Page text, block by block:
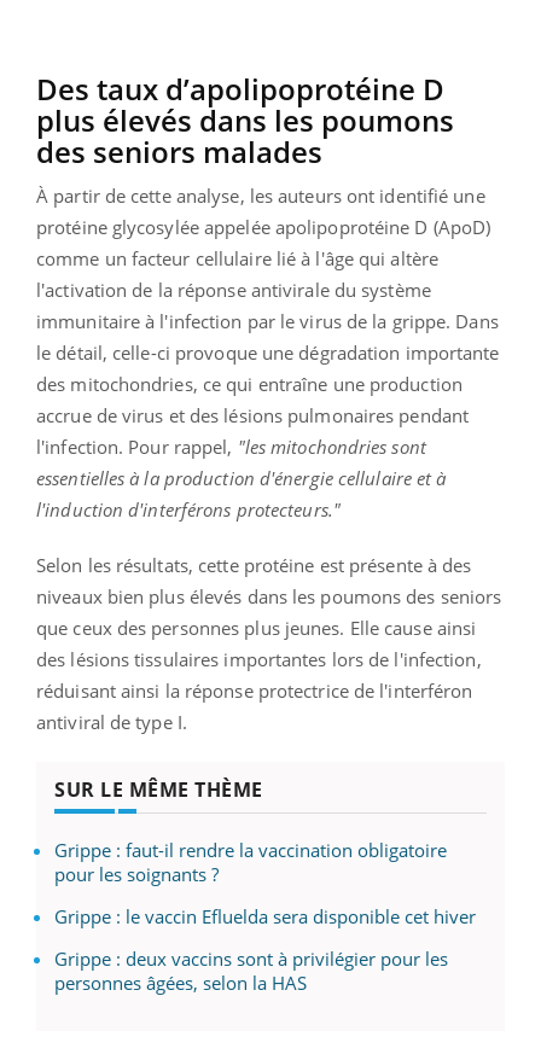
Des taux d’apolipoprotéine D
plus élevés dans les poumons
des seniors malades
À partir de cette analyse, les auteurs ont identifié une
protéine glycosylée appelée apolipoprotéine D (ApoD)
comme un facteur cellulaire lié à l'âge qui altère
l'activation de la réponse antivirale du système
immunitaire à l'infection par le virus de la grippe. Dans
le détail, celle-ci provoque une dégradation importante
des mitochondries, ce qui entraîne une production
accrue de virus et des lésions pulmonaires pendant
l'infection. Pour rappel, "les mitochondries sont
essentielles à la production d'énergie cellulaire et à
l'induction d'interférons protecteurs."
Selon les résultats, cette protéine est présente à des
niveaux bien plus élevés dans les poumons des seniors
que ceux des personnes plus jeunes. Elle cause ainsi
des lésions tissulaires importantes lors de l'infection,
réduisant ainsi la réponse protectrice de l'interféron
antiviral de type I.
SUR LE MÊME THÈME
Grippe : faut-il rendre la vaccination obligatoire
pour les soignants ?
Grippe : le vaccin Efluelda sera disponible cet hiver
Grippe : deux vaccins sont à privilégier pour les
personnes âgées, selon la HAS